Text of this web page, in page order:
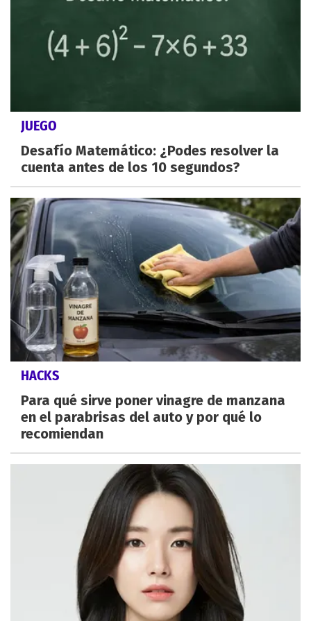
JUEGO
Desafío Matemático: ¿Podes resolver la
cuenta antes de los 10 segundos?
HACKS
Para qué sirve poner vinagre de manzana
en el parabrisas del auto y por qué lo
recomiendan